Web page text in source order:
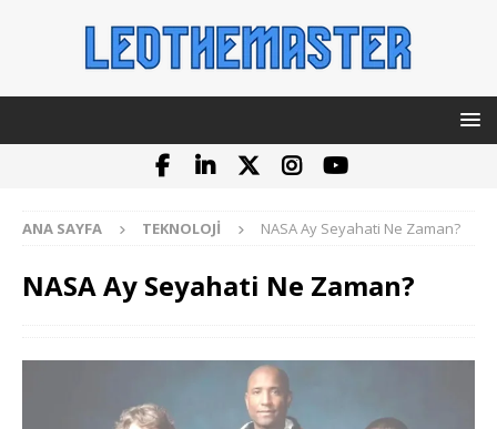
ANA SAYFA TEKNOLOJI NASA Ay Seyahati Ne Zaman?
NASA Ay Seyahati Ne Zaman?